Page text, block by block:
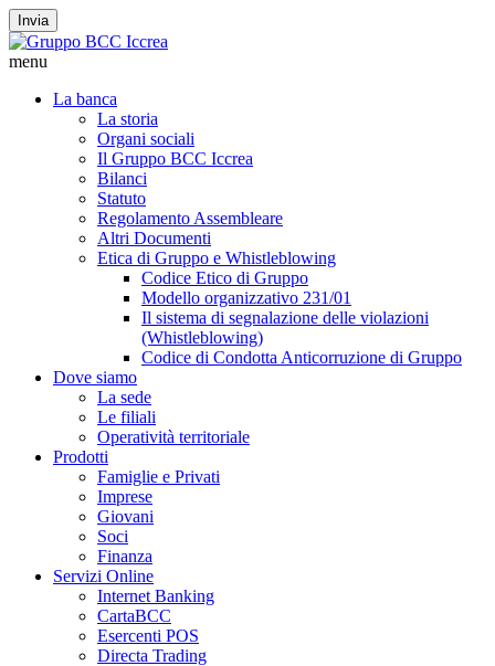
Invia
menu
La banca
La storia
Organi sociali
Il Gruppo BCC Iccrea
Bilanci
Statuto
Regolamento Assembleare
Altri Documenti
Etica di Gruppo e Whistleblowing
Codice Etico di Gruppo
Modello organizzativo 231/01
Il sistema di segnalazione delle violazioni
(Whistleblowing)
Codice di Condotta Anticorruzione di Gruppo
Dove siamo
La sede
Le filiali
Operatività territoriale
Prodotti
Famiglie e Privati
Imprese
Giovani
Soci
Finanza
Servizi Online
Internet Banking
CartaBCC
Esercenti POS
Directa Trading